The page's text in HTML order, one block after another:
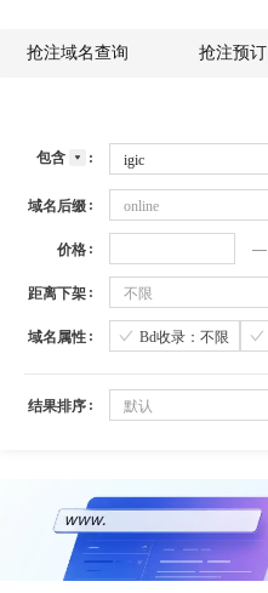
抢注域名查询 抢注预订
包含
域名后缀 online
价格
距离下架 不限
域名属性 Bd收录：不限
结果排序 默认